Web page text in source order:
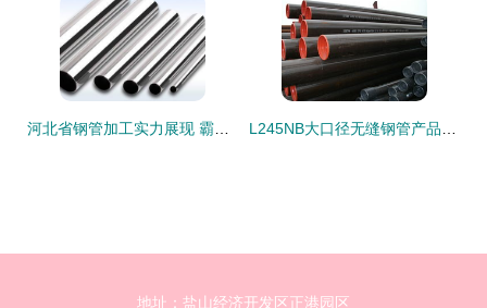
地址：盐山经济开发区正港园区